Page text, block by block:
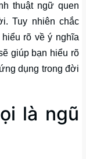
thuật ngữ quen
Tuy nhiên chắc
rõ về ý nghĩa
giúp bạn hiểu rõ
dụng trong đời
là ngũ